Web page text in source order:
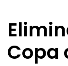
Copa